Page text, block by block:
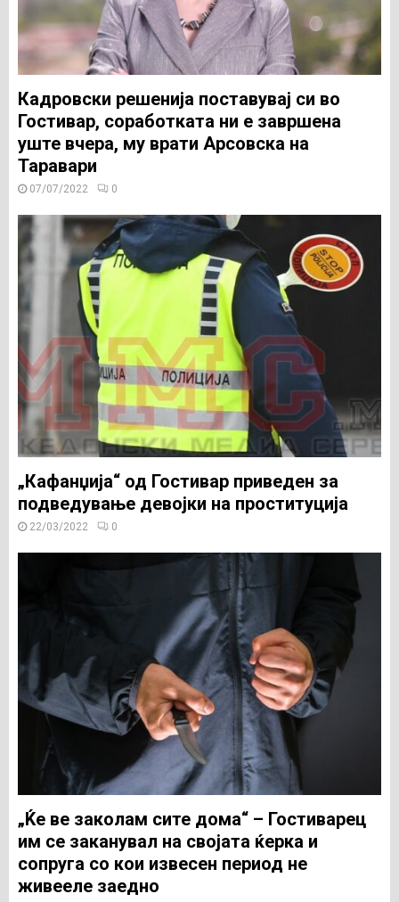
Кадровски решенија поставувај си во
Гостивар, соработката ни е завршена
уште вчера, му врати Арсовска на
Таравари
07/07/2022 0
„Кафанџија“ од Гостивар приведен за
подведување девојки на проституција
22/03/2022 0
„Ќе ве заколам сите дома“ – Гостиварец
им се заканувал на својата ќерка и
сопруга со кои извесен период не
живееле заедно